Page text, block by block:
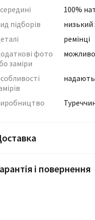
100%
підборів
низький
ремінці
фото
заміри
і повернення